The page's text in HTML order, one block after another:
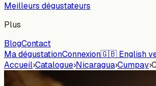
Meilleurs dégustateurs
Plus
BlogContact
Ma dégustationConnexion🇬🇧 English
Accueil›Catalogue›Nicaragua›Cumpay›